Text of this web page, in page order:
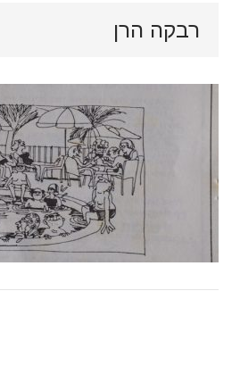
רבקה הרן